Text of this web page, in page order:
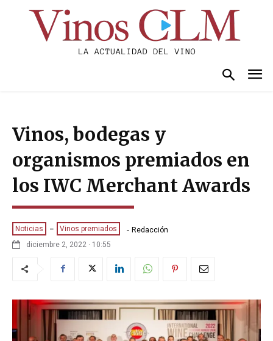
Vinos, bodegas y
organismos premiados en
los IWC Merchant Awards
Noticias Vinos premiados - Redacción
diciembre 2, 2022 · 10:55